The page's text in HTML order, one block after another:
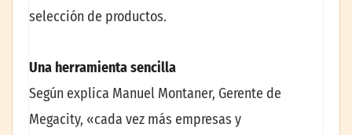
selección de productos.
Una herramienta sencilla
Según explica Manuel Montaner, Gerente de
Megacity, «cada vez más empresas y